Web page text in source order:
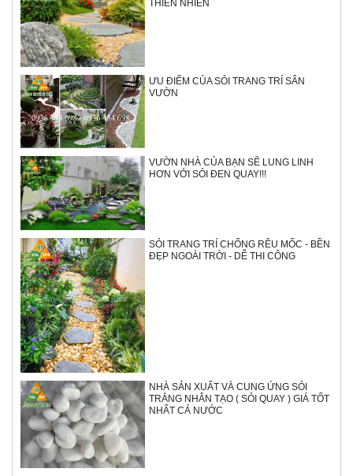
THIÊN NHIÊN
ƯU ĐIỂM CỦA SỎI TRANG TRÍ SÂN
VƯỜN
VƯỜN NHÀ CỦA BẠN SẼ LUNG LINH
HƠN VỚI SỎI ĐEN QUAY!!!
SỎI TRANG TRÍ CHỐNG RÊU MỐC - BỀN
ĐẸP NGOÀI TRỜI - DỄ THI CÔNG
NHÀ SẢN XUẤT VÀ CUNG ỨNG SỎI
TRẮNG NHÂN TẠO ( SỎI QUAY ) GIÁ TỐT
NHẤT CẢ NƯỚC